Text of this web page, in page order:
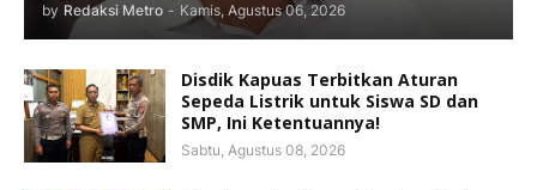
by Redaksi Metro - Kamis, Agustus 06, 2026
Disdik Kapuas Terbitkan Aturan
Sepeda Listrik untuk Siswa SD dan
SMP, Ini Ketentuannya!
Sabtu, Agustus 08, 2026